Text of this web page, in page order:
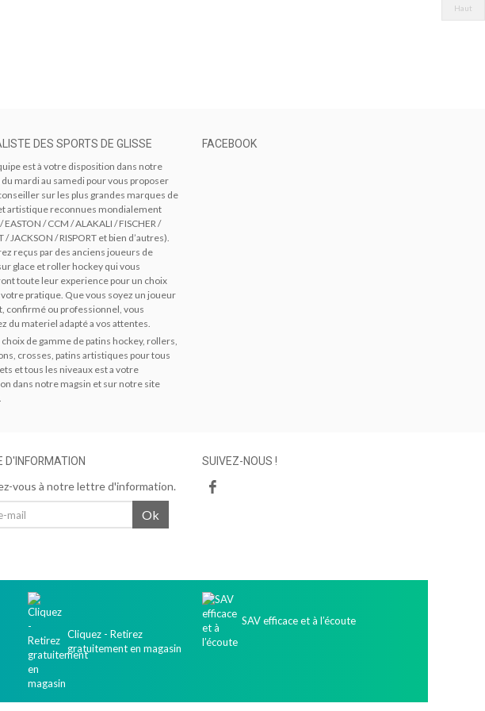
DES SPORTS DE GLISSE
est à votre disposition dans notre
du mardi au samedi pour vous proposer
sur les plus grandes marques de
artistique reconnues mondialement
EASTON / CCM / ALAKALI / FISCHER /
/ JACKSON / RISPORT et bien d’autres).
reçus par des anciens joueurs de
glace et roller hockey qui vous
toute leur experience pour un choix
votre pratique. Que vous soyez un joueur
confirmé ou professionnel, vous
du materiel adapté a vos attentes.
choix de gamme de patins hockey, rollers,
crosses, patins artistiques pour tous
et tous les niveaux est a votre
dans notre magsin et sur notre site
FACEBOOK
D'INFORMATION
vous à notre lettre d'information.
Ok
SUIVEZ-NOUS !
Cliquez - Retirez
gratuitement en magasin
SAV efficace et à l’écoute
Haut